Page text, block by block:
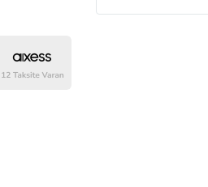
Bu Satıcının